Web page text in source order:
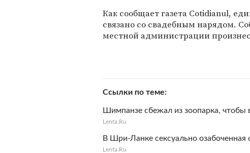
Как сообщает газета Cotidianul,
связано со свадебным нарядом.
местной администрации
Ссылки по теме
Шимпанзе сбежал из зоопарка, чтобы
Lenta.Ru
В Шри-Ланке сексуально
Lenta.Ru